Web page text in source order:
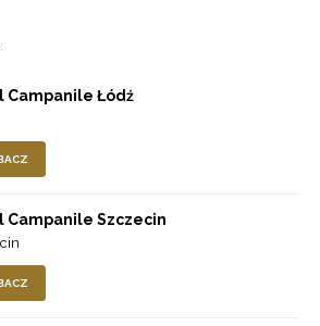
Campanile Łódź
Campanile Szczecin